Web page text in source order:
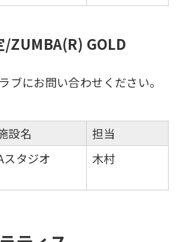
/ZUMBA(R) GOLD
ブにお問い合わせください。
設名
スタジオ
担当
木村